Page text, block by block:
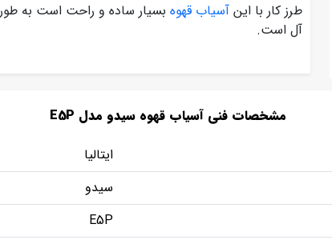
طرز کار با این آسیاب قهوه بسیار ساده و راحت است به
آل است.
مشخصات فنی آسیاب قهوه سیدو مدل E5P
ایتالیا
سیدو
E5P